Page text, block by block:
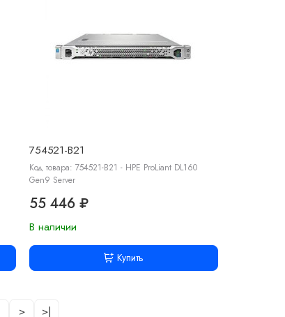
754521-B21
Код товара: 754521-B21 - HPE ProLiant DL160
Gen9 Server
55 446 ₽
В наличии
Купить
> >|